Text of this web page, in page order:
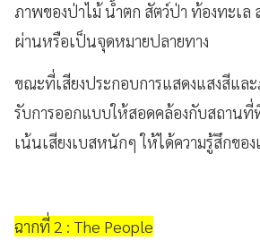
ภาพของป่าไม้ น้ำตก สัตว์ป่า ท้องทะเล
ผ่านหรือเป็นจุดหมายปลายทาง
ขณะที่เสียงประกอบการแสดงแสงสีแล
รับการออกแบบให้สอดคล้องกับสถานที่
เน้นเสียงเบสหนักๆ ให้ได้ความรู้สึกของ
ฉากที่ 2 : The People